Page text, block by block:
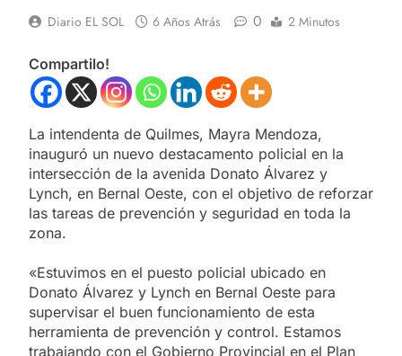
Diario EL SOL 6 Años Atrás 0 2 Minutos
Compartilo!
La intendenta de Quilmes, Mayra Mendoza,
inauguró un nuevo destacamento policial en la
intersección de la avenida Donato Álvarez y
Lynch, en Bernal Oeste, con el objetivo de reforzar
las tareas de prevención y seguridad en toda la
zona.
«Estuvimos en el puesto policial ubicado en
Donato Álvarez y Lynch en Bernal Oeste para
supervisar el buen funcionamiento de esta
herramienta de prevención y control. Estamos
trabajando con el Gobierno Provincial en el Plan